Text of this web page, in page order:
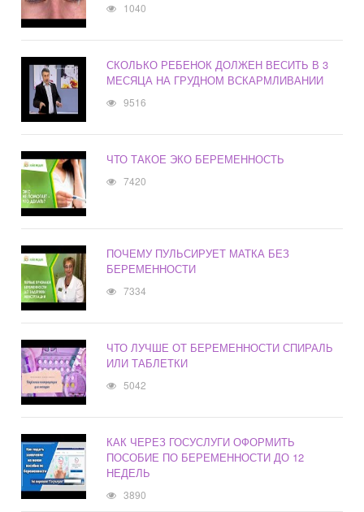
1040
СКОЛЬКО РЕБЕНОК ДОЛЖЕН ВЕСИТЬ В 3
МЕСЯЦА НА ГРУДНОМ ВСКАРМЛИВАНИИ
9516
ЧТО ТАКОЕ ЭКО БЕРЕМЕННОСТЬ
7420
ПОЧЕМУ ПУЛЬСИРУЕТ МАТКА БЕЗ
БЕРЕМЕННОСТИ
7334
ЧТО ЛУЧШЕ ОТ БЕРЕМЕННОСТИ СПИРАЛЬ
ИЛИ ТАБЛЕТКИ
5042
КАК ЧЕРЕЗ ГОСУСЛУГИ ОФОРМИТЬ
ПОСОБИЕ ПО БЕРЕМЕННОСТИ ДО 12
НЕДЕЛЬ
3890